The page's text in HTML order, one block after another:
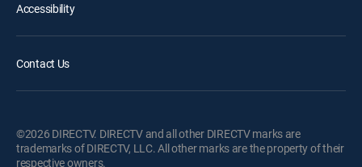
Accessibility
Contact Us
©2026 DIRECTV. DIRECTV and all other DIRECTV marks are
trademarks of DIRECTV, LLC. All other marks are the property of their
respective owners.